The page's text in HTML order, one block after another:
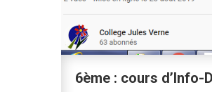
6ème : cours